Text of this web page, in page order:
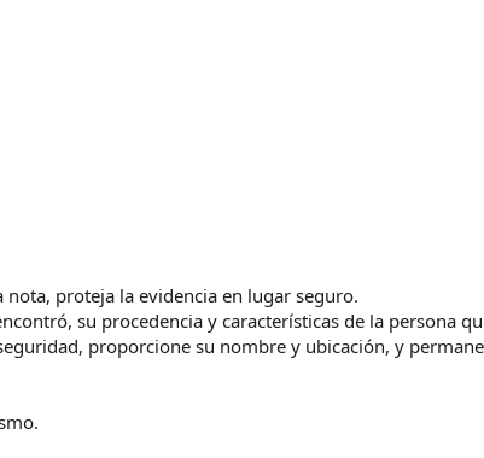
proteja la evidencia en lugar seguro.
su procedencia y características de la persona
proporcione su nombre y ubicación, y